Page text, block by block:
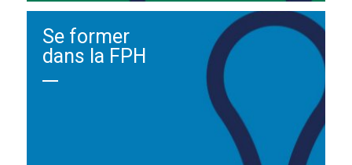
Se former
dans la FPH